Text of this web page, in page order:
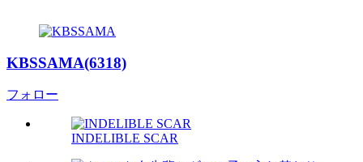
KBSSAMA(6318)
フォロー
INDELIBLE SCAR